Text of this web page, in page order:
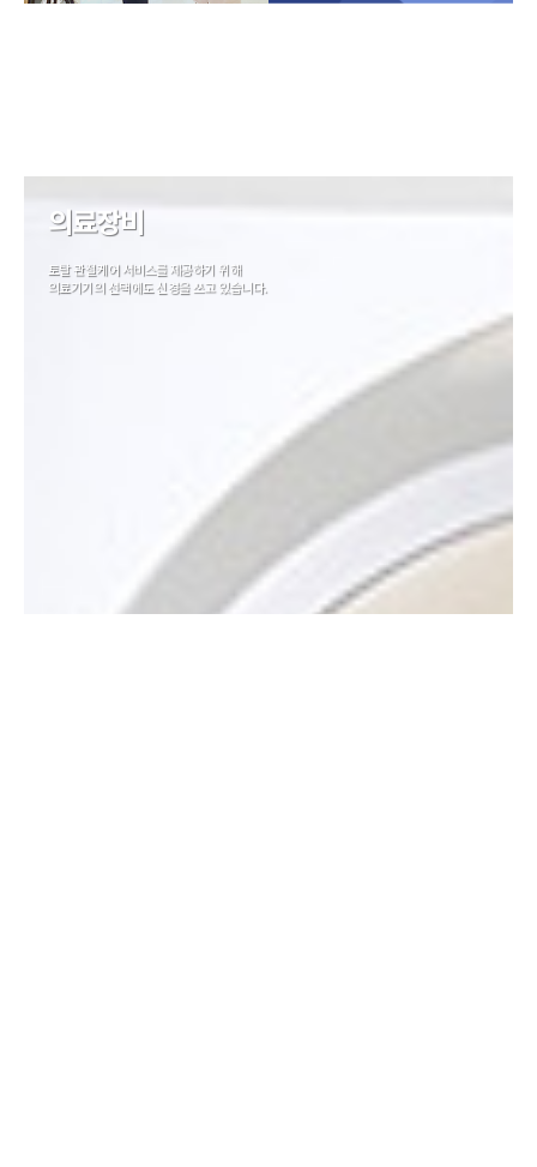
의료장비
토탈 관절케어 서비스를 제공하기 위해
의료기기의 선택에도 신경을 쓰고 있습니다.